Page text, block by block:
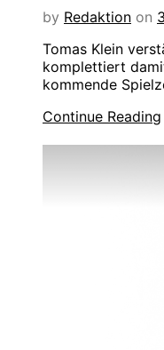
by Redaktion on
Tomas Klein
komplettiert
kommende
Continue Reading